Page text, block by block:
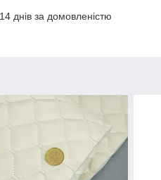
днів за домовленістю